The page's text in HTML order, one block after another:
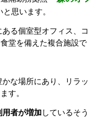
思います。
る個室型オフィス、コ
堂を備えた複合施設で
な場所にあり、リラッ
す。
用者が増加 しているそう